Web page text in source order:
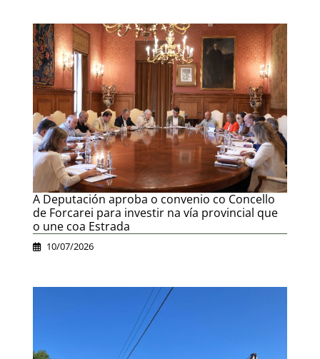
A Deputación aproba o convenio co Concello
de Forcarei para investir na vía provincial que
o une coa Estrada
10/07/2026